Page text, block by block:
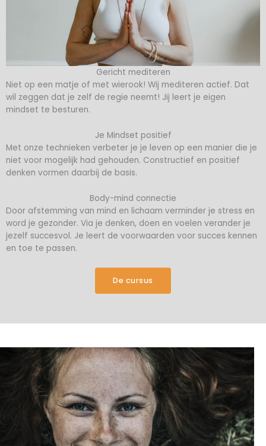
Gericht mediteren
Niet op een matje of met wierook! Wij mediteren actief. Dat
wil zeggen dat je zelf de regie neemt! Jij leert je eigen
mindset te besturen.
Je Mindset positief
Met onze technieken verbeter je je leven op een manier die je
niet voor mogelijk had gehouden. Constructief en positief
denken vormen daarbij de basis.
Body-mind connectie
Door afstemming van mind en lichaam verminder je stress en
word je gezonder. Via je denken, doen en voelen verander je
jezelf succesvol. Je leert de voorwaarden voor succes kennen
en toe te passen.
De cursus